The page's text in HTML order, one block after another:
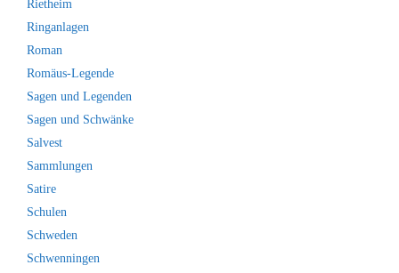
Rietheim
Ringanlagen
Roman
Romäus-Legende
Sagen und Legenden
Sagen und Schwänke
Salvest
Sammlungen
Satire
Schulen
Schweden
Schwenningen